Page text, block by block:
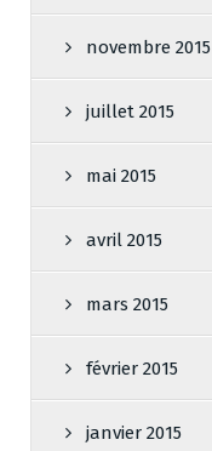
novembre 2015
juillet 2015
mai 2015
avril 2015
mars 2015
février 2015
janvier 2015